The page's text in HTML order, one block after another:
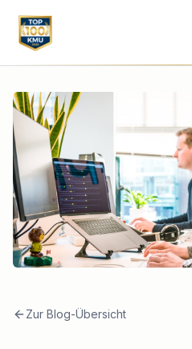
Zur Blog-Übersicht